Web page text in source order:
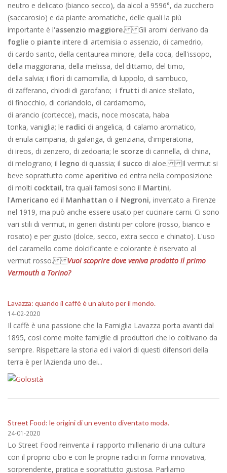
neutro e delicato (bianco secco), da alcol a 9596°, da zucchero
(saccarosio) e da piante aromatiche, delle quali la più
importante è l'assenzio maggiore. Gli aromi derivano da
foglie o piante intere di artemisia o assenzio, di camedrio,
di cardo santo, della centaurea minore, della coca, dell'issopo,
della maggiorana, della melissa, del dittamo, del timo,
della salvia; i fiori di camomilla, di luppolo, di sambuco,
di zafferano, chiodi di garofano; i frutti di anice stellato,
di finocchio, di coriandolo, di cardamomo,
di arancio (cortecce), macis, noce moscata, haba
tonka, vaniglia; le radici di angelica, di calamo aromatico,
di enula campana, di galanga, di genziana, d'imperatoria,
di ireos, di zenzero, di zedoaria; le scorze di cannella, di china,
di melograno; il legno di quassia; il succo di aloe. Il vermut si
beve soprattutto come aperitivo ed entra nella composizione
di molti cocktail, tra quali famosi sono il Martini,
l'Americano ed il Manhattan o il Negroni, inventato a Firenze
nel 1919, ma può anche essere usato per cucinare carni. Ci sono
vari stili di vermut, in generi distinti per colore (rosso, bianco e
rosato) e per gusto (dolce, secco, extra secco e chinato). L'uso
del caramello come dolcificante e colorante è riservato al
vermut rosso.Vuoi scoprire dove veniva prodotto il primo
Vermouth a Torino?
Lavazza: quando il caffè è un aiuto per il mondo.
14-02-2020
Il caffè è una passione che la Famiglia Lavazza porta avanti dal
1895, così come molte famiglie di produttori che lo coltivano da
sempre. Rispettare la storia ed i valori di questi difensori della
terra è per lAzienda uno dei...
Street Food: le origini di un evento diventato moda.
24-01-2020
Lo Street Food reinventa il rapporto millenario di una cultura
con il proprio cibo e con le proprie radici in forma innovativa,
sorprendente, pratica e soprattutto gustosa. Parliamo